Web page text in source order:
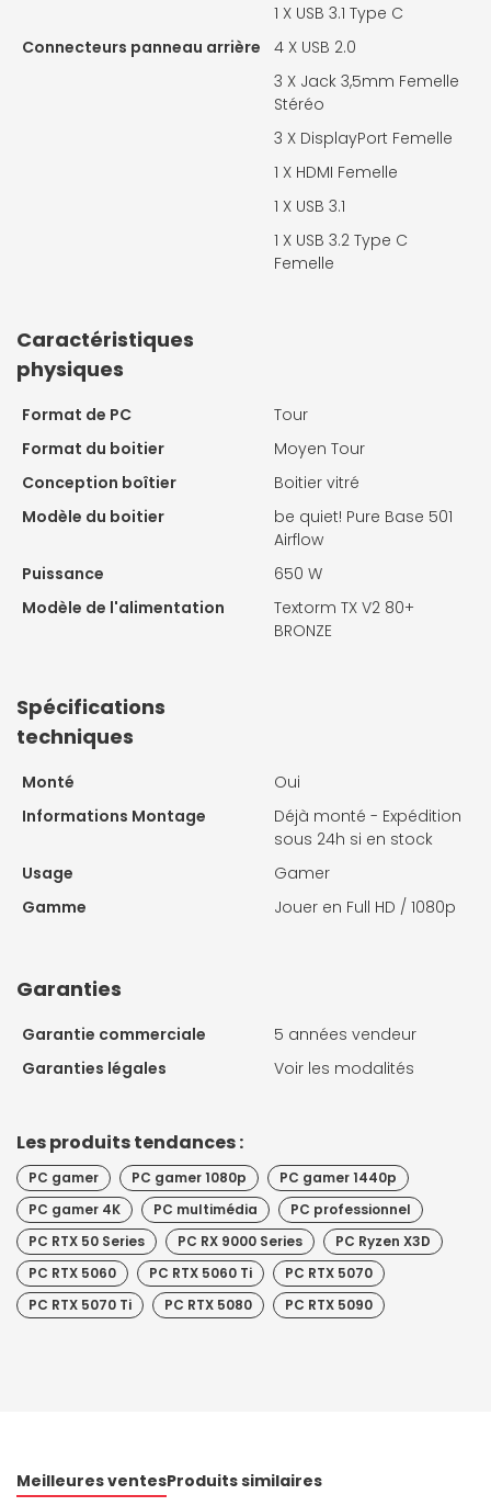
1 X USB 3.1 Type C
Connecteurs panneau arrière
4 X USB 2.0
3 X Jack 3,5mm Femelle
Stéréo
3 X DisplayPort Femelle
1 X HDMI Femelle
1 X USB 3.1
1 X USB 3.2 Type C
Femelle
Caractéristiques
physiques
Format de PC
Tour
Format du boitier
Moyen Tour
Conception boîtier
Boitier vitré
Modèle du boitier
be quiet! Pure Base 501
Airflow
Puissance
650 W
Modèle de l'alimentation
Textorm TX V2 80+
BRONZE
Spécifications
techniques
Monté
Oui
Informations Montage
Déjà monté - Expédition
sous 24h si en stock
Usage
Gamer
Gamme
Jouer en Full HD / 1080p
Garanties
Garantie commerciale
5 années vendeur
Garanties légales
Voir les modalités
Les produits tendances :
PC gamer PC gamer 1080p
PC gamer 1440p
PC gamer 4K
PC multimédia
PC professionnel
PC RTX 50 Series
PC RX 9000 Series
PC Ryzen X3D
PC RTX 5060
PC RTX 5060 Ti
PC RTX 5070
PC RTX 5070 Ti
PC RTX 5080 PC RTX 5090
Meilleures ventesProduits similaires